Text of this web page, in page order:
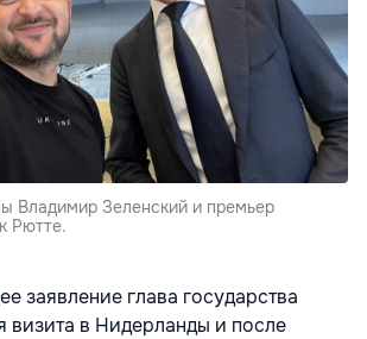
Владимир Зеленский и премьер
Рютте.
заявление глава государства
визита в Нидерланды и после